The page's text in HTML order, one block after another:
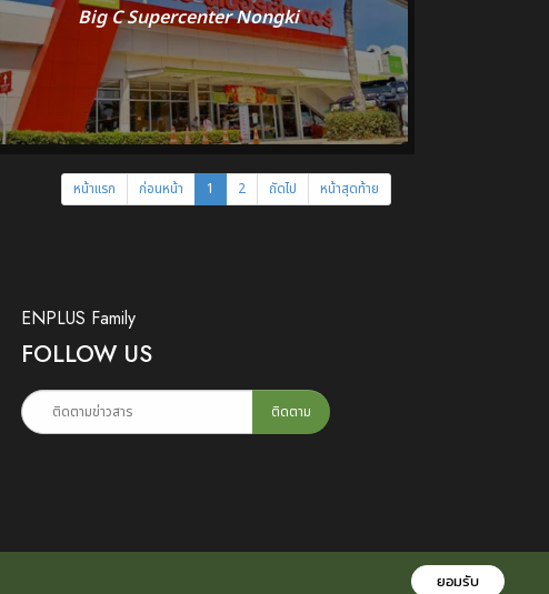
Big C Supercenter Nongki
หน้าแรก ก่อนหน้า 1 2 ถัดไป หน้าสุดท้าย
ENPLUS Family
FOLLOW US
ติดตาม
ยอมรับ